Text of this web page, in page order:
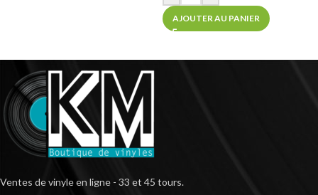
AJOUTER AU PANIER
Ventes de vinyle en ligne - 33 et 45 tours.